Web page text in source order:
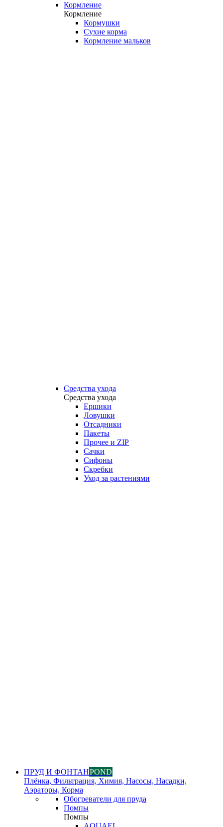
Кормление
Кормление
Кормушки
Сухие корма
Кормление мальков
Средства ухода
Средства ухода
Ершики
Ловушки
Отсадники
Пакеты
Прочее и ZIP
Сачки
Сифоны
Скребки
Уход за растениями
ПРУД И ФОНТАНPOND
Плёнка, Фильтрация, Химия, Насосы, Насадки,
Аэраторы, Корма
Обогреватели для пруда
Помпы
Помпы